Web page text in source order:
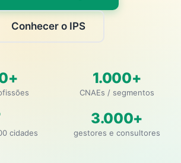
Conhecer o IPS
1.000+
CNAEs / segmentos
cidades
3.000+
gestores e consultores